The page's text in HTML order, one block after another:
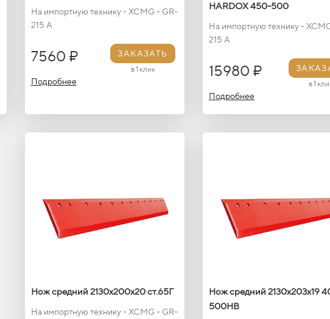
На импортную технику - XCMG - GR-
215 A
7560 ₽ ЗАКАЗАТЬ
в 1 клик
Подробнее
HARDOX 450-500
На импортную технику -
215 A
15980 ₽
в 1
Подробнее
Нож средний 2130х200х20 ст.65Г
На импортную технику - XCMG - GR-
Нож средний 2130х203х19
500HB